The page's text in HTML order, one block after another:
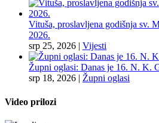
Vituša, proslavljena godišnja sv.
2026.
srp 25, 2026 | Vijesti
Župni oglasi: Danas je 16. N. K.
srp 18, 2026 | Župni oglasi
Video prilozi